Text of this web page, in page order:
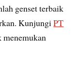
genset terbaik
KunjungiPT
menemukan